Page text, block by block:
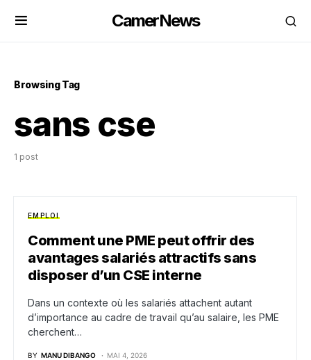
CamerNews
Browsing Tag
sans cse
1 post
EMPLOI
Comment une PME peut offrir des
avantages salariés attractifs sans
disposer d’un CSE interne
Dans un contexte où les salariés attachent autant
d’importance au cadre de travail qu’au salaire, les PME
cherchent…
BY MANU DIBANGO MAI 4, 2026